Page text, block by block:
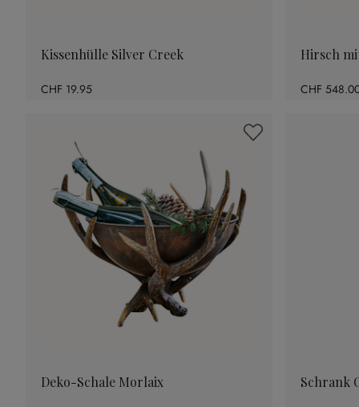
Kissenhülle Silver Creek
CHF 19.95
Hirsch
CHF
Deko-Schale Morlaix Schrank